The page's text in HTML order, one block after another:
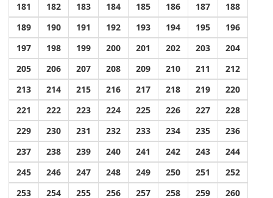
181
182 183 184 185 186 187
188
189
190 191 192 193 194 195
196
197
198 199 200 201 202 203
204
205
206 207 208 209 210 211
212
213
214 215 216 217 218 219
220
221
222 223 224 225 226 227
228
229
230 231 232 233 234 235
236
237
238 239 240 241 242 243
244
245
246 247 248 249 250 251
252
253
254 255 256 257 258 259 260